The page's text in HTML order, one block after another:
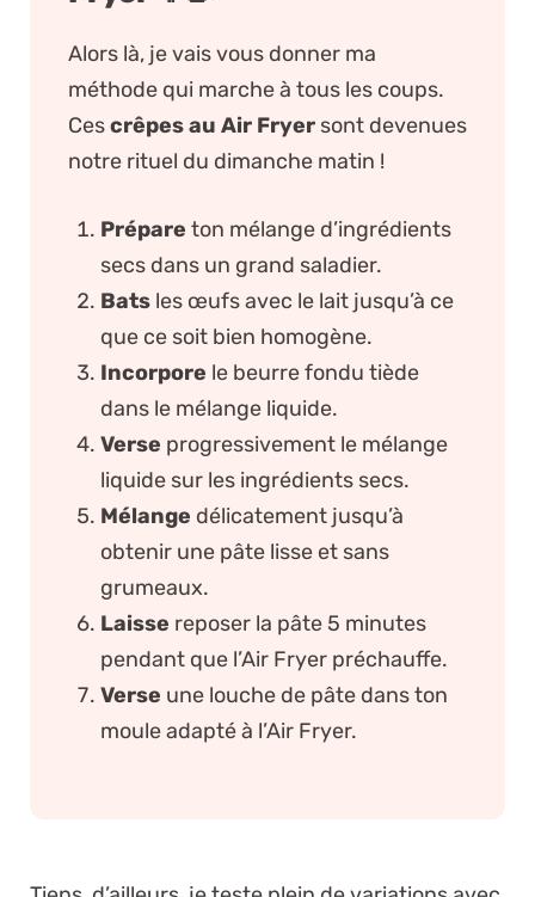
Alors là, je vais vous donner ma
méthode qui marche à tous les coups.
Cescrêpes au Air Fryer sont devenues
notre rituel du dimanche matin !
Prépare ton mélange d’ingrédients
secs dans un grand saladier.
Bats les œufs avec le lait jusqu’à ce
que ce soit bien homogène.
Incorpore le beurre fondu tiède
dans le mélange liquide.
Verse progressivement le mélange
liquide sur les ingrédients secs.
Mélange délicatement jusqu’à
obtenir une pâte lisse et sans
grumeaux.
Laisse reposer la pâte 5 minutes
pendant que l’Air Fryer préchauffe.
Verse une louche de pâte dans ton
moule adapté à l’Air Fryer.